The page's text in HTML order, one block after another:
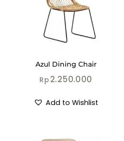
Azul Dining Chair
Rp 2.250.000
Add to Wishlist